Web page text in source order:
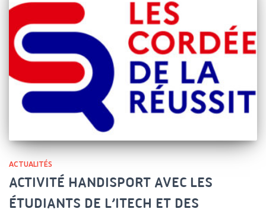
ACTUALITÉS
ACTIVITÉ HANDISPORT AVEC LES
ÉTUDIANTS DE L’ITECH ET DES